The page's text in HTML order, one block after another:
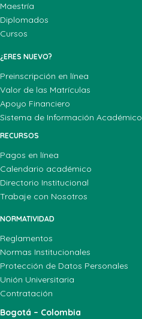
Maestría
Diplomados
Cursos
¿ERES NUEVO?
Preinscripción en línea
Valor de las Matrículas
Apoyo Financiero
Sistema de Información Académico
RECURSOS
Pagos en línea
Calendario académico
Directorio Institucional
Trabaje con Nosotros
NORMATIVIDAD
Reglamentos
Normas Institucionales
Protección de Datos Personales
Unión Universitaria
Contratación
Bogotá – Colombia